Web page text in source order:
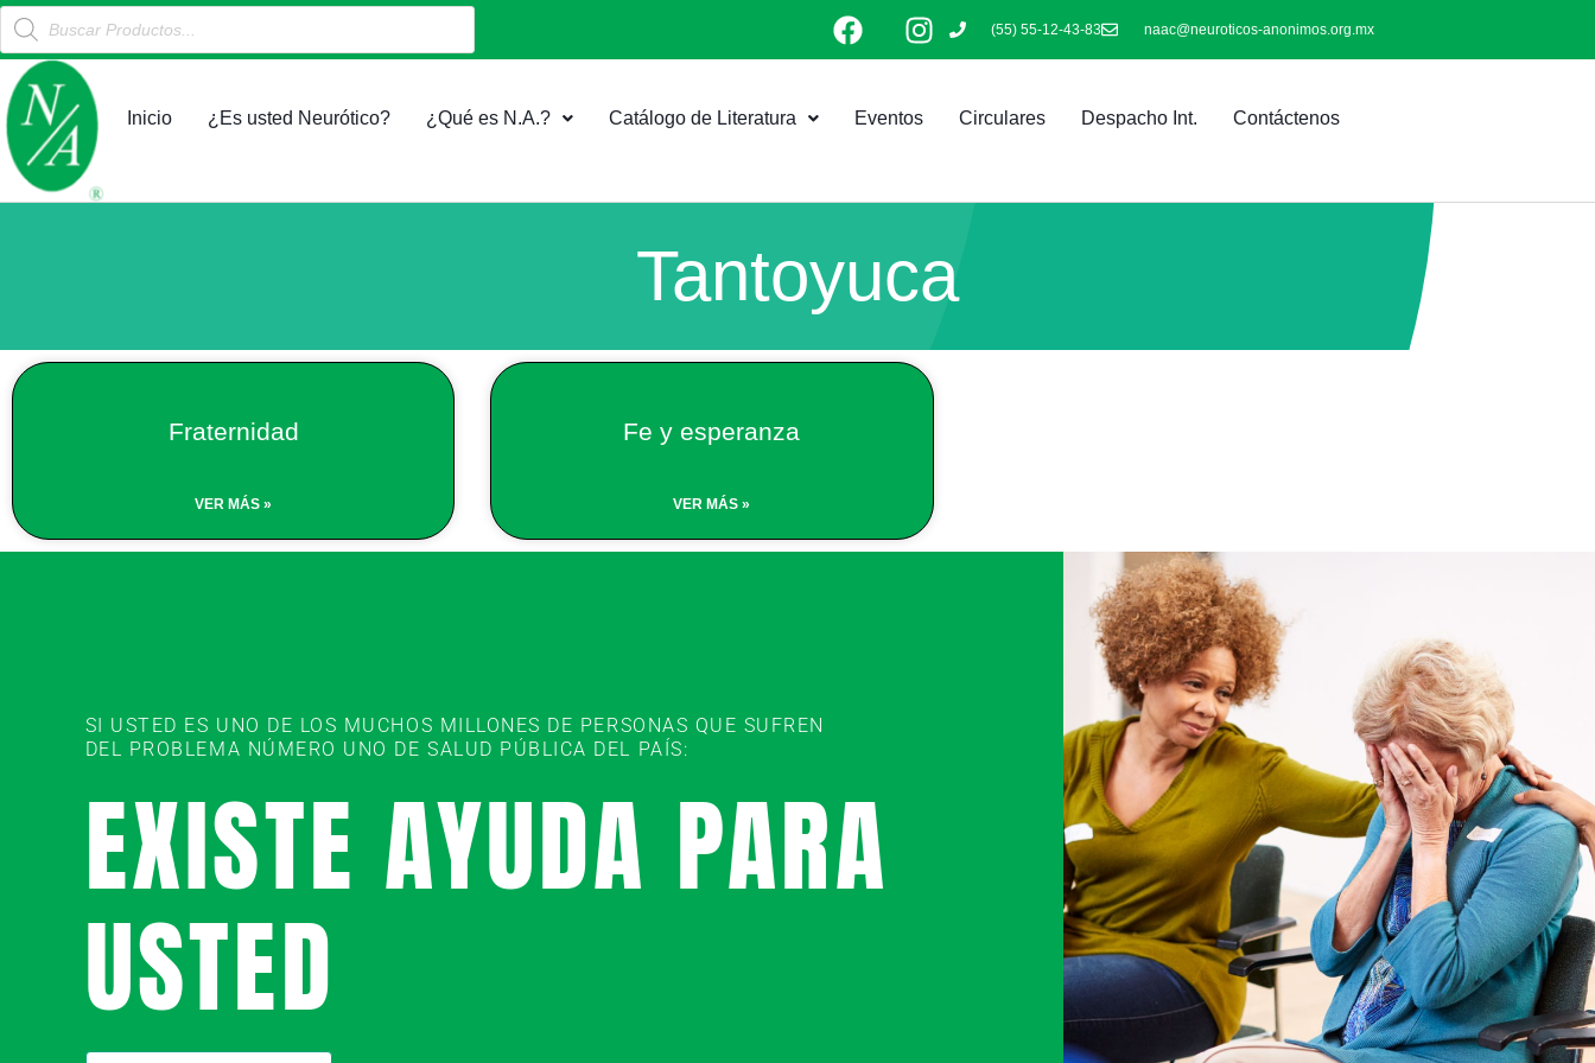
al
contenido
Products
search
F
a
e
b
I
n
a
(55) 55-12-43-83 naac@neuroticos-anonimos.org.mx
Inicio ¿Es usted Neurótico? ¿Qué es N.A.? Catálogo de Literatura Eventos Circulares Despacho Int. Contáctenos
Tantoyuca
Fraternidad
VER MÁS »
Fe y esperanza
VER MÁS »
SI USTED ES UNO DE LOS MUCHOS MILLONES DE PERSONAS QUE SUFREN
DEL PROBLEMA NÚMERO UNO DE SALUD PÚBLICA DEL PAÍS:
EXISTE AYUDA PARA
USTED